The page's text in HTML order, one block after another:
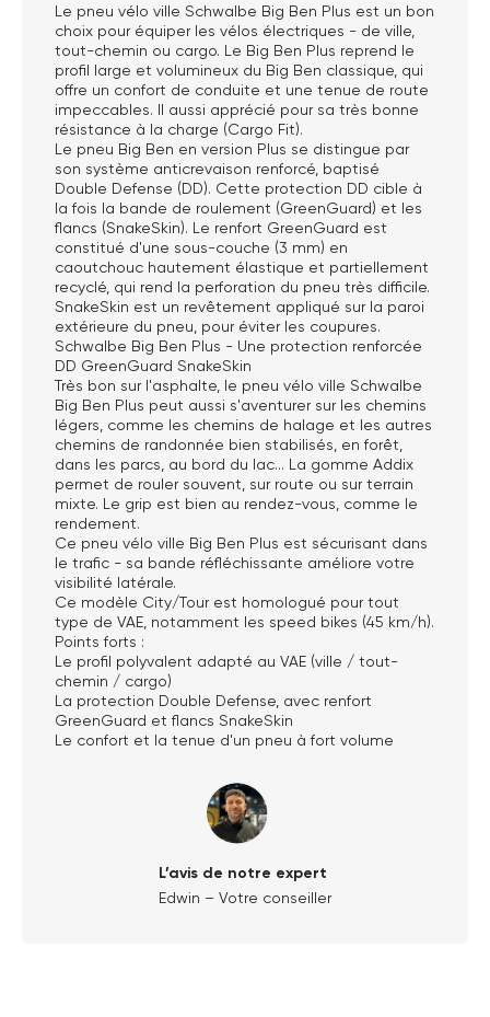
Le pneu vélo ville Schwalbe Big Ben Plus est un bon
choix pour équiper les vélos électriques - de ville,
tout-chemin ou cargo. Le Big Ben Plus reprend le
profil large et volumineux du Big Ben classique, qui
offre un confort de conduite et une tenue de route
impeccables. Il aussi apprécié pour sa très bonne
résistance à la charge (Cargo Fit).
Le pneu Big Ben en version Plus se distingue par
son système anticrevaison renforcé, baptisé
Double Defense (DD). Cette protection DD cible à
la fois la bande de roulement (GreenGuard) et les
flancs (SnakeSkin). Le renfort GreenGuard est
constitué d'une sous-couche (3 mm) en
caoutchouc hautement élastique et partiellement
recyclé, qui rend la perforation du pneu très difficile.
SnakeSkin est un revêtement appliqué sur la paroi
extérieure du pneu, pour éviter les coupures.
Schwalbe Big Ben Plus - Une protection renforcée
DD GreenGuard SnakeSkin
Très bon sur l'asphalte, le pneu vélo ville Schwalbe
Big Ben Plus peut aussi s'aventurer sur les chemins
légers, comme les chemins de halage et les autres
chemins de randonnée bien stabilisés, en forêt,
dans les parcs, au bord du lac... La gomme Addix
permet de rouler souvent, sur route ou sur terrain
mixte. Le grip est bien au rendez-vous, comme le
rendement.
Ce pneu vélo ville Big Ben Plus est sécurisant dans
le trafic - sa bande réfléchissante améliore votre
visibilité latérale.
Ce modèle City/Tour est homologué pour tout
type de VAE, notamment les speed bikes (45 km/h).
Points forts :
Le profil polyvalent adapté au VAE (ville / tout-
chemin / cargo)
La protection Double Defense, avec renfort
GreenGuard et flancs SnakeSkin
Le confort et la tenue d'un pneu à fort volume
L’avis de notre expert
Edwin – Votre conseiller